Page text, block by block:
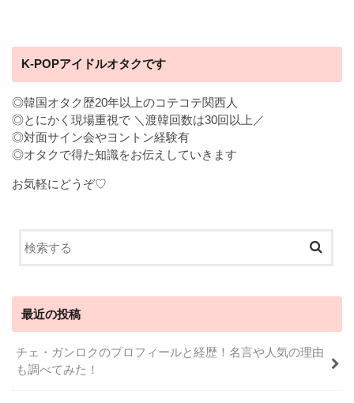
K-POPアイドルオタクです
◎韓国オタク歴20年以上のコテコテ関西人
◎とにかく現場重視で ＼渡韓回数は30回以上／
◎対面サイン会やヨントン経験有
◎オタクで得た知識をお伝えしていきます
お気軽にどうぞ♡
最近の投稿
チェ・ガンロクのプロフィールと経歴！名言や人気の理由
も調べてみた！